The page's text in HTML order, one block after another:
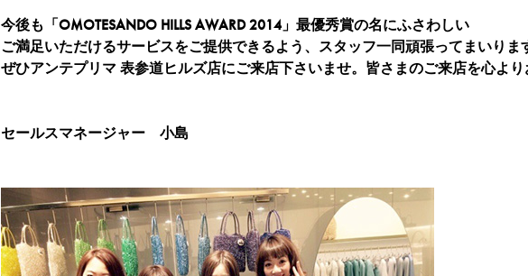
今後も「OMOTESANDO HILLS AWARD 2014」最優秀賞の名にふさわしい
ご満足いただけるサービスをご提供できるよう、スタッフ一同頑張ってまいりま
ぜひアンテプリマ 表参道ヒルズ店にご来店下さいませ。皆さまのご来店を心よ
セールスマネージャー 小島